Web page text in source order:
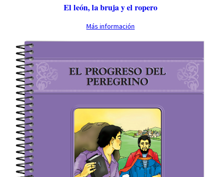
El león, la bruja y el ropero
Más información